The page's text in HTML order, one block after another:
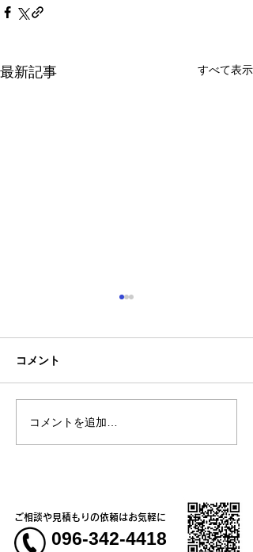
最新記事 すべて表示
熊本地震明けの営業につ
いてのお知らせ
コメント
コメントを追加…
ご相談や見積もりの依頼はお気軽に
096-342-4418